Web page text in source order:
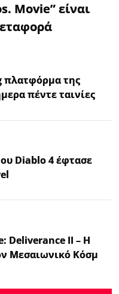
Movie” είναι
πλατφόρμα της
πέντε ταινίες
Diablo 4 έφτασε
Deliverance II – Η
Μεσαιωνικό Κόσμο